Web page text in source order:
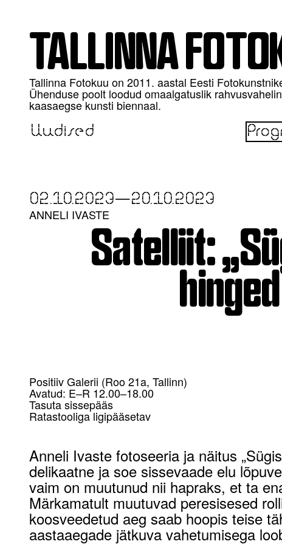
TALLINNA
Tallinna Fotokuu on 2011. aastal Eesti
Ühenduse poolt loodud omaalgatuslik
kaasaegse kunsti biennaal.
Uudised
02.10.2023—20.10.2023
ANNELI IVASTESatelliit:
Positiiv Galerii (Roo 21a, Tallinn)
Avatud: E–R 12.00–18.00
Tasuta sissepääs
Ratastooliga ligipääsetav
Anneli Ivaste fotoseeria ja näitus
delikaatne ja soe sissevaade elu
vaim on muutunud nii hapraks, et ta
Märkamatult muutuvad peresisesed
koosveedetud aeg saab hoopis teise
aastaaegade jätkuva vahetumisega